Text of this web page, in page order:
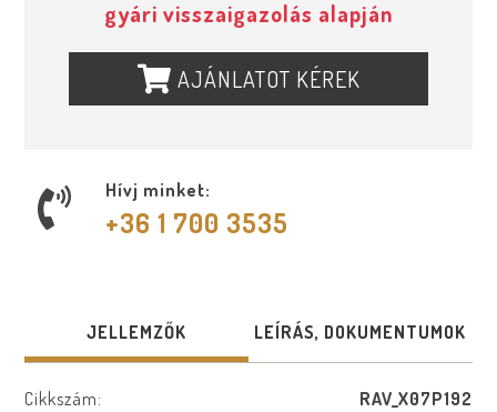
gyári visszaigazolás alapján
AJÁNLATOT KÉREK
Hívj minket:
+36 1 700 3535
JELLEMZŐK LEÍRÁS, DOKUMENTUMOK
Cikkszám:
RAV_X07P192